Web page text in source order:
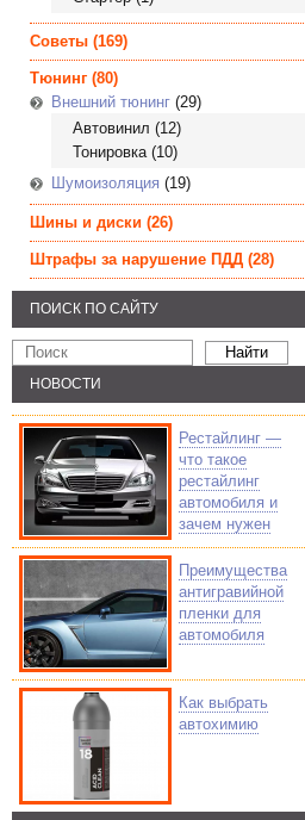
Советы (169)
Тюнинг (80)
Внешний тюнинг (29)
Автовинил (12)
Тонировка(10)
Шумоизоляция (19)
Шины и диски (26)
Штрафы за нарушение ПДД (28)
ПОИСК ПО САЙТУ
НОВОСТИ
Рестайлинг —
что такое
рестайлинг
автомобиля и
зачем нужен
Преимущества
антигравийной
пленки для
автомобиля
Как выбрать
автохимию